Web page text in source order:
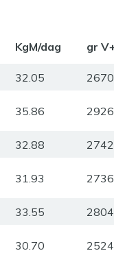
KgM/dag gr
32.05 2670
35.86 2926
32.88 2742
31.93 2736
33.55 2804
30.70 2524